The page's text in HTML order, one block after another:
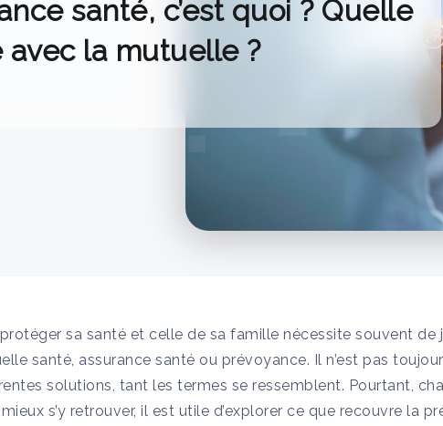
santé, c’est quoi ? Quelle
la mutuelle ?
sa santé et celle de sa famille nécessite souvent de
santé, assurance santé ou prévoyance. Il n’est pas
solutions, tant les termes se ressemblent. Pourtant,
s’y retrouver, il est utile d’explorer ce que recouvre la